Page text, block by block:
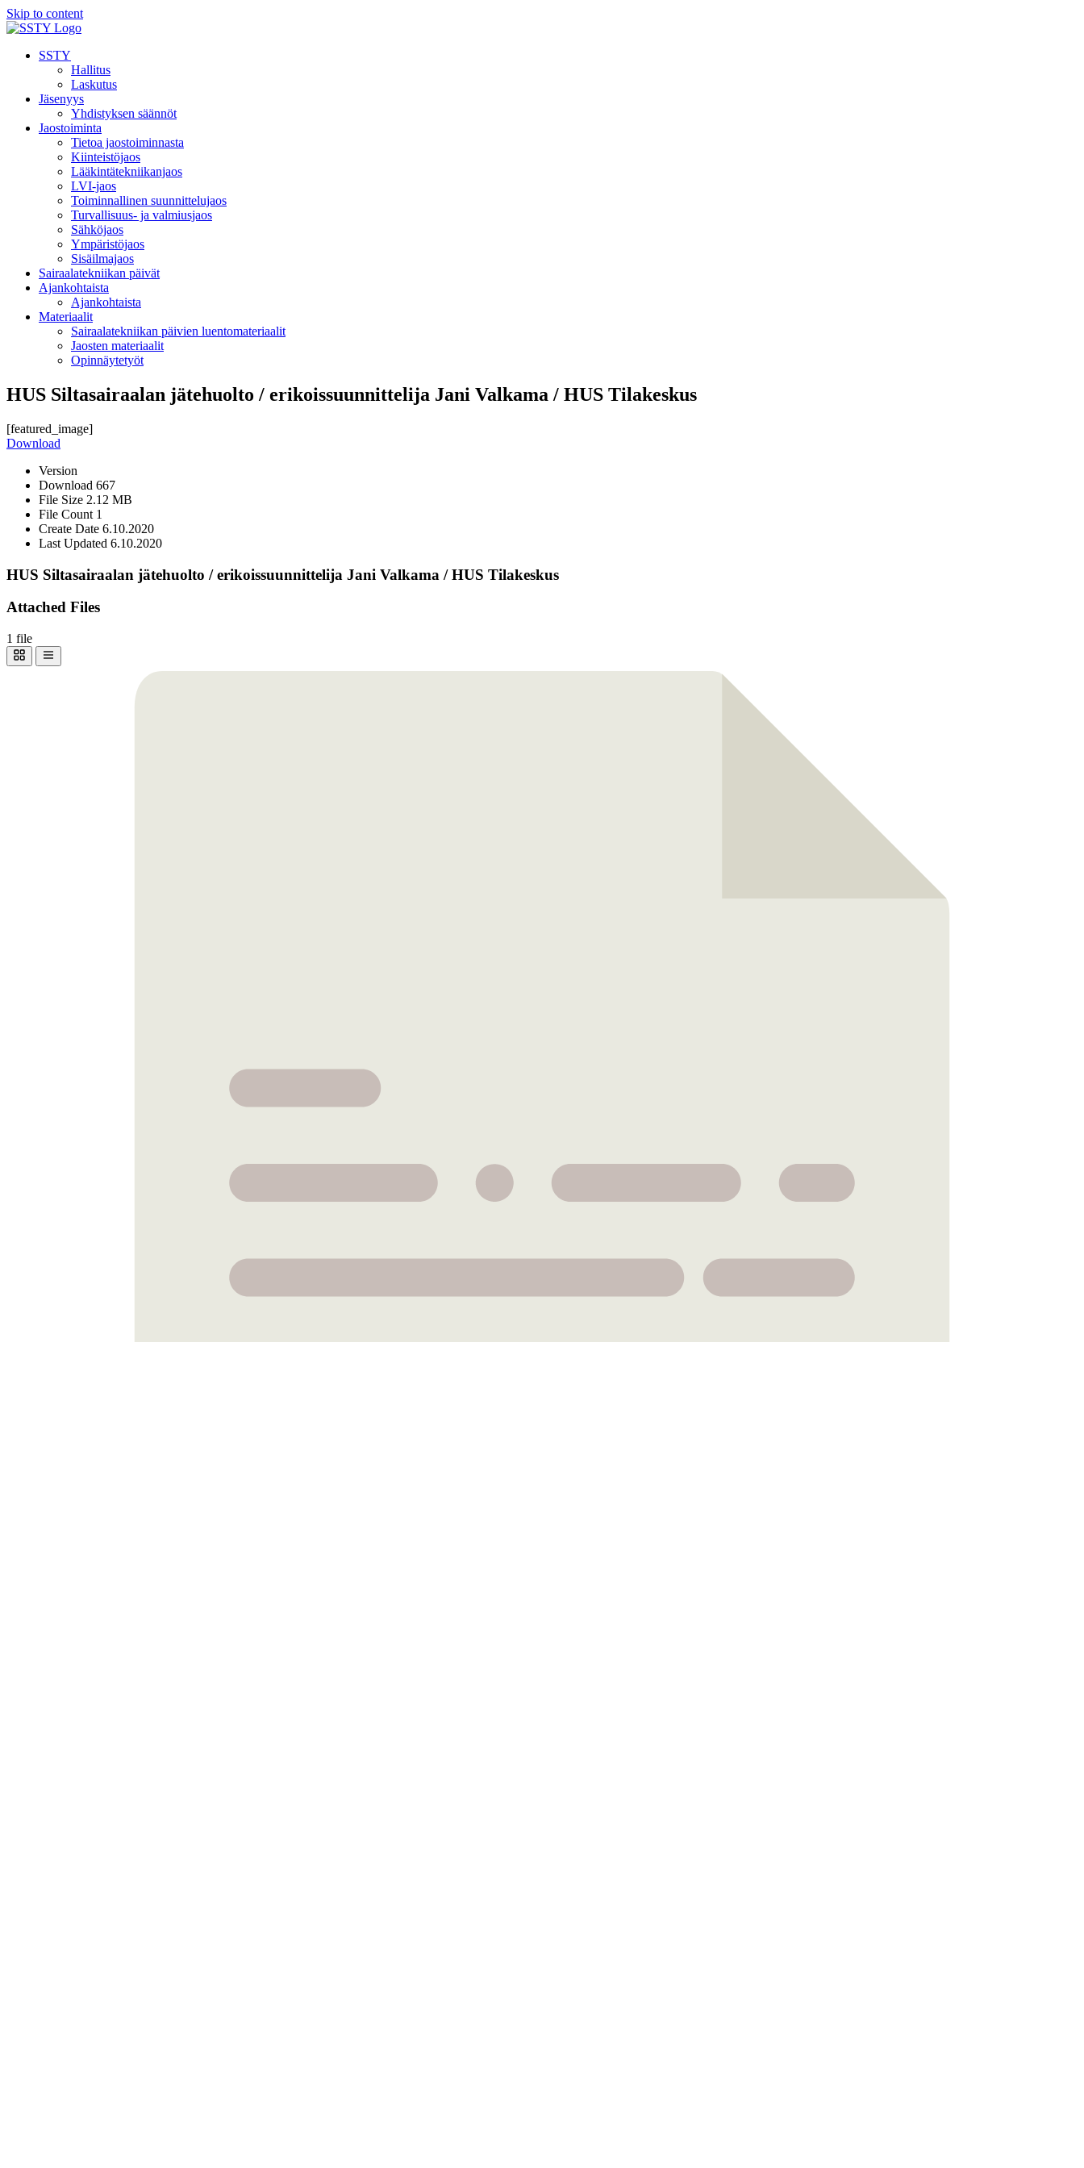
Skip to content
SSTY
Hallitus
Laskutus
Jäsenyys
Yhdistyksen säännöt
Jaostoiminta
Tietoa jaostoiminnasta
Kiinteistöjaos
Lääkintätekniikanjaos
LVI-jaos
Toiminnallinen suunnittelujaos
Turvallisuus- ja valmiusjaos
Sähköjaos
Ympäristöjaos
Sisäilmajaos
Sairaalatekniikan päivät
Ajankohtaista
Ajankohtaista
Materiaalit
Sairaalatekniikan päivien luentomateriaalit
Jaosten materiaalit
Opinnäytetyöt
HUS Siltasairaalan jätehuolto / erikoissuunnittelija Jani Valkama / HUS Tilakeskus
[featured_image]
Download
Version
Download 667
File Size 2.12 MB
File Count 1
Create Date 6.10.2020
Last Updated 6.10.2020
HUS Siltasairaalan jätehuolto / erikoissuunnittelija Jani Valkama / HUS Tilakeskus
Attached Files
1 file